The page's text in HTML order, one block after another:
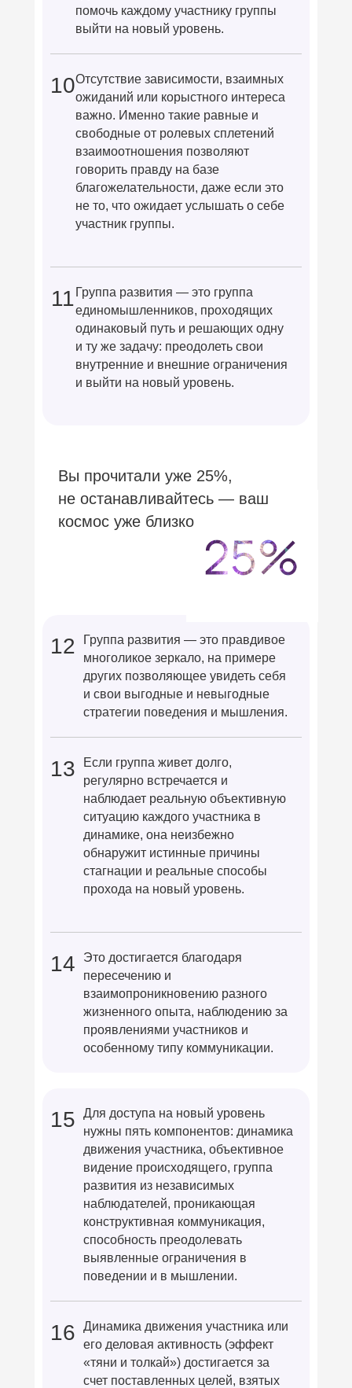
помочь каждому участнику группы
выйти на новый уровень.
10Отсутствие зависимости, взаимных
ожиданий или корыстного интереса
важно. Именно такие равные и
свободные от ролевых сплетений
взаимоотношения позволяют
говорить правду на базе
благожелательности, даже если это
не то, что ожидает услышать о себе
участник группы.
11 Группа развития — это группа
единомышленников, проходящих
одинаковый путь и решающих одну
и ту же задачу: преодолеть свои
внутренние и внешние ограничения
и выйти на новый уровень.
Вы прочитали уже 25%,
не останавливайтесь — ваш
космос уже близко
Группа развития — это правдивое
многоликое зеркало, на примере
других позволяющее увидеть себя
и свои выгодные и невыгодные
стратегии поведения и мышления.
12
Если группа живет долго,
регулярно встречается и
наблюдает реальную объективную
ситуацию каждого участника в
динамике, она неизбежно
обнаружит истинные причины
стагнации и реальные способы
прохода на новый уровень.
13
Это достигается благодаря
пересечению и
взаимопроникновению разного
жизненного опыта, наблюдению за
проявлениями участников и
особенному типу коммуникации.
14
Для доступа на новый уровень
нужны пять компонентов: динамика
движения участника, объективное
видение происходящего, группа
развития из независимых
наблюдателей, проникающая
конструктивная коммуникация,
способность преодолевать
выявленные ограничения в
поведении и в мышлении.
15
Динамика движения участника или
его деловая активность (эффект
«тяни и толкай») достигается за
счет поставленных целей, взятых
16